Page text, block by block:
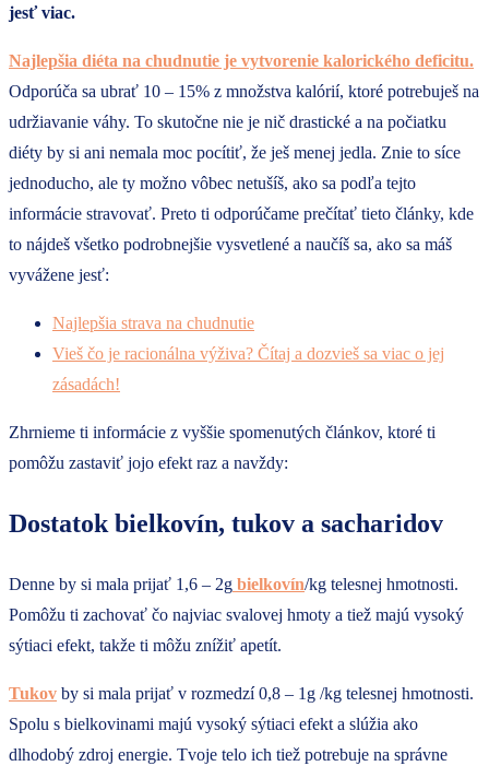
jesť viac.
Najlepšia diéta na chudnutie je vytvorenie kalorického deficitu.
Odporúča sa ubrať 10 – 15% z množstva kalórií, ktoré potrebuješ na
udržiavanie váhy. To skutočne nie je nič drastické a na počiatku
diéty by si ani nemala moc pocítiť, že ješ menej jedla. Znie to síce
jednoducho, ale ty možno vôbec netušíš, ako sa podľa tejto
informácie stravovať. Preto ti odporúčame prečítať tieto články, kde
to nájdeš všetko podrobnejšie vysvetlené a naučíš sa, ako sa máš
vyvážene jesť:
Najlepšia strava na chudnutie
Vieš čo je racionálna výživa? Čítaj a dozvieš sa viac o jej
zásadách!
Zhrnieme ti informácie z vyššie spomenutých článkov, ktoré ti
pomôžu zastaviť jojo efekt raz a navždy:
Dostatok bielkovín, tukov a sacharidov
Denne by si mala prijať 1,6 – 2g bielkovín/kg telesnej hmotnosti.
Pomôžu ti zachovať čo najviac svalovej hmoty a tiež majú vysoký
sýtiaci efekt, takže ti môžu znížiť apetít.
Tukov by si mala prijať v rozmedzí 0,8 – 1g /kg telesnej hmotnosti.
Spolu s bielkovinami majú vysoký sýtiaci efekt a slúžia ako
dlhodobý zdroj energie. Tvoje telo ich tiež potrebuje na správne